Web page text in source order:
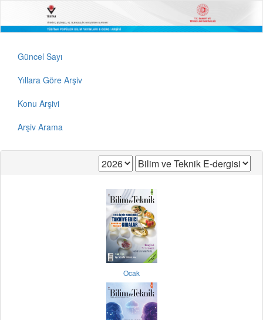
Güncel Sayı
Yıllara Göre Arşiv
Konu Arşivi
Arşiv Arama
Ocak